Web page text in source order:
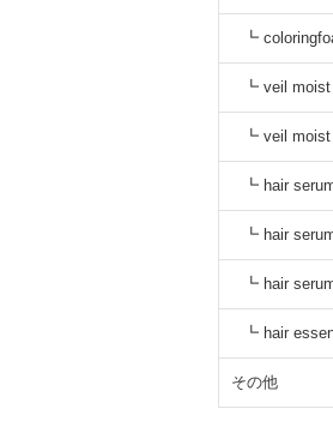
┗
_縛り
┗ veil
o black_縛り
┗ veil
o dark
┗ hair
┗ hair
┗ hair
┗ hair
dr_その他
その他